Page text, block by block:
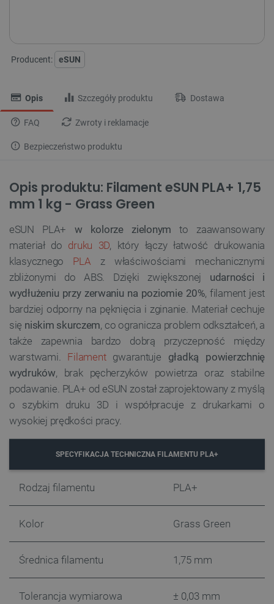
Producent: eSUN
Opis Szczegóły produktu Dostawa
FAQ Zwroty i reklamacje
Bezpieczeństwo produktu
Opis produktu: Filament eSUN PLA+ 1,75
mm 1 kg - Grass Green
eSUN PLA+ w kolorze zielonym to zaawansowany
materiał do druku 3D, który łączy łatwość drukowania
klasycznego PLA z właściwościami mechanicznymi
zbliżonymi do ABS. Dzięki zwiększonej udarności i
wydłużeniu przy zerwaniu na poziomie 20%, filament jest
bardziej odporny na pęknięcia i zginanie. Materiał cechuje
się niskim skurczem, co ogranicza problem odkształceń, a
także zapewnia bardzo dobrą przyczepność między
warstwami. Filamentgwarantuje gładką powierzchnię
wydruków, brak pęcherzyków powietrza oraz stabilne
podawanie. PLA+ od eSUN został zaprojektowany z myślą
o szybkim druku 3D i współpracuje z drukarkami o
wysokiej prędkości pracy.
SPECYFIKACJA TECHNICZNA FILAMENTU PLA+
Rodzaj filamentu PLA+
Kolor Grass Green
Średnica filamentu 1,75 mm
Tolerancja wymiarowa ± 0,03 mm